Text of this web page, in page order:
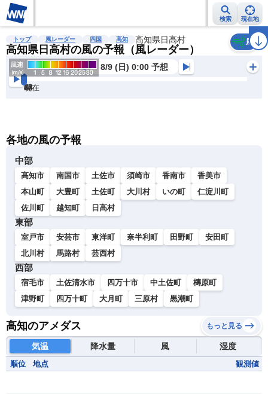
検索 現在地
雨雲レーダー 台風情報 地震情報 警報・注意報 2週間天気 ラ
トップ 風レーダー 四国 高知 高知県日高村
高知県日高村の風の予報（風レーダー）
風
8/9 (日) 0:00 予想
現在
6h
12
24
36
48
60
72
各地の風の予報
中部
高知市 南国市 土佐市 須崎市 香南市
香美市
本山町
大豊町 土佐町 大川村 いの町
仁淀川町
佐川町
越知町 日高村
東部
室戸市 安芸市 東洋町 奈半利町 田野町
安田町
北川村
馬路村 芸西村
西部
宿毛市 土佐清水市 四万十市 中土佐町
檮原町
津野町
四万十町 大月町 三原村 黒潮町
高知のアメダス もっと見る
気温 降水量 風 湿度
順位 地点 観測値